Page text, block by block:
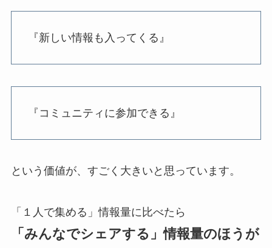
『新しい情報も入ってくる』
『コミュニティに参加できる』
という価値が、すごく大きいと思っています。
「１人で集める」情報量に比べたら
「みんなでシェアする」情報量のほうが